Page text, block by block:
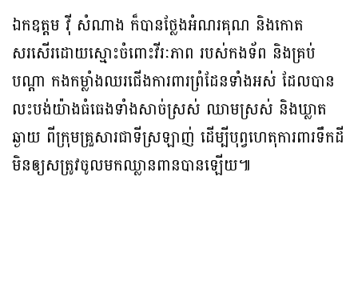
ឯកឧត្តម វ៉ី សំណាង ក៏បានថ្លែងអំណរគុណ និងកោត
សរសើរដោយស្មោះចំពោះវីរៈភាព របស់កងទ័ព និងគ្រប់
បណ្តា កងកម្លាំងឈរជើងការពារព្រំដែនទាំងអស់ ដែលបាន
លះបង់យ៉ាងធំធេងទាំងសាច់ស្រស់ ឈាមស្រស់ និងឃ្លាត
ឆ្ងាយ ពីក្រុមគ្រួសារជាទីស្រឡាញ់ ដើម្បីបុព្វហេតុការពារទឹកដី
មិនឲ្យសត្រូវចូលមកឈ្លានពានបានឡើយ៕